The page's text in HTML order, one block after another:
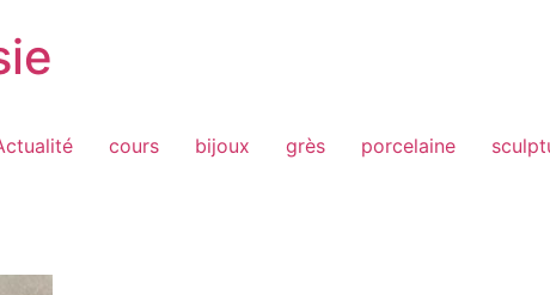
cours bijoux grès porcelaine